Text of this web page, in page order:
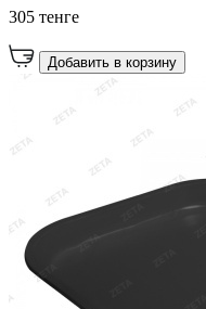
305 тенге
Добавить в корзину